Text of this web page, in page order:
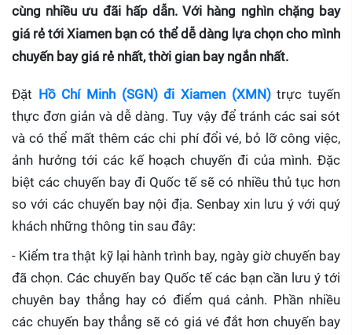
cùng nhiều ưu đãi hấp dẫn. Với hàng nghìn chặng bay
giá rẻ tới Xiamen bạn có thể dễ dàng lựa chọn cho mình
chuyến bay giá rẻ nhất, thời gian bay ngắn nhất.
Đặt Hồ Chí Minh (SGN) đi Xiamen (XMN)trực tuyến
thực đơn giản và dễ dàng. Tuy vậy để tránh các sai sót
và có thể mất thêm các chi phí đổi vé, bỏ lỡ công việc,
ảnh hưởng tới các kế hoạch chuyến đi của mình. Đặc
biệt các chuyến bay đi Quốc tế sẽ có nhiều thủ tục hơn
so với các chuyến bay nội địa. Senbay xin lưu ý với quý
khách những thông tin sau đây:
- Kiểm tra thật kỹ lại hành trình bay, ngày giờ chuyến bay
đã chọn. Các chuyến bay Quốc tế các bạn cần lưu ý tới
chuyên bay thẳng hay có điểm quá cảnh. Phần nhiều
các chuyến bay thẳng sẽ có giá vé đắt hơn chuyến bay